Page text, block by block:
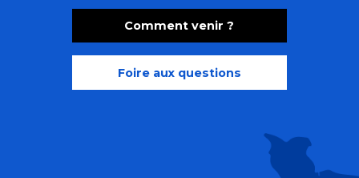
Comment venir ?
Foire aux questions